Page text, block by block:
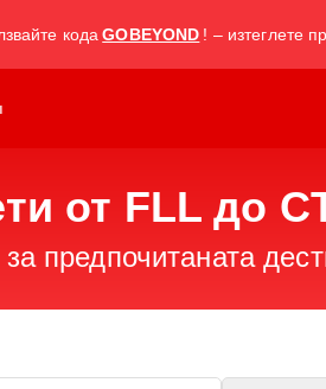
кода GOBEYOND ! – изтеглете
от FLL до
предпочитаната